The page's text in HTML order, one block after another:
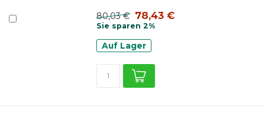
80,03 € 78,43 €
Sie sparen 2%
Auf Lager